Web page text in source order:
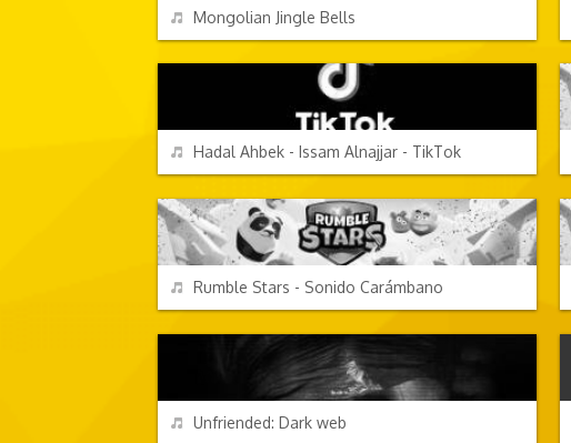
REPRODUCIR
Mongolian Jingle Bells
CANCIONES FRIKIS
REPRODUCIR
Hadal Ahbek - Issam Alnajjar - TikTok
VIDEOJUEGOS
REPRODUCIR
Rumble Stars - Sonido Carámbano
TV Y CINE
REPRODUCIR
Unfriended: Dark web